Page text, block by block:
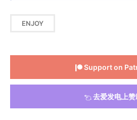
ENJOY
Support on
去爱发电上赞